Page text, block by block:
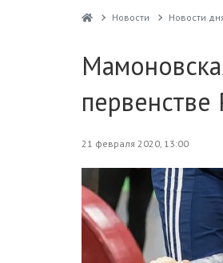
Новости Новости
21 февраля 2020, 13:00